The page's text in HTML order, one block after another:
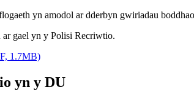
yn amodol ar dderbyn gwiriadau
gael yn y Polisi Recriwtio.
1.7MB)
yn y DU